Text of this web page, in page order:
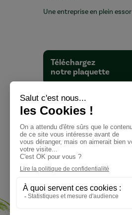
Une entreprise en plein essor
Téléchargez
notre plaquette